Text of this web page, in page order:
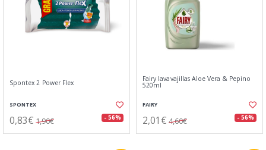
Spontex 2 Power Flex
SPONTEX
0,83€ 1,90€ - 56%
Fairy lavavajillas Aloe Vera & Pepino
520ml
FAIRY
2,01€ 4,60€ - 56%